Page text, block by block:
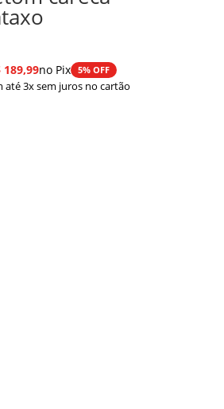
189,99no Pix 5% OFF
até 3x sem juros no cartão